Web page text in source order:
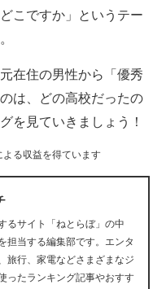
こですか」というテー
在住の男性から「優秀
は、どの高校だったの
を見ていきましょう！
る収益を得ています
るサイト「ねとらぼ」の中
担当する編集部です。エンタ
旅行、家電などさまざまなジ
ったランキング記事やおすす